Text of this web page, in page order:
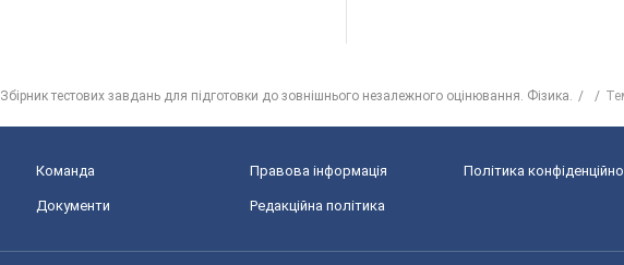
Збірник тестових завдань для підготовки до зовнішнього незалежного оцінювання. Фізика.
Команда Правова інформація Політика
Документи Редакційна політика